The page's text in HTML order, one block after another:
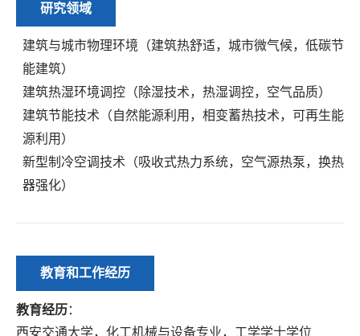
研究领域
建筑与城市物理环境（建筑热舒适，城市微气候，低碳节
能建筑）
建筑热湿环境调控（除湿技术，热湿调控，空气品质）
建筑节能技术（自然能源利用，相变蓄热技术，可再生能
源利用）
新型制冷空调技术（吸收式热力系统，空气源热泵，换热
器强化）
教育和工作经历
教育经历：
西安交通大学，化工机械与设备专业，工学学士学位